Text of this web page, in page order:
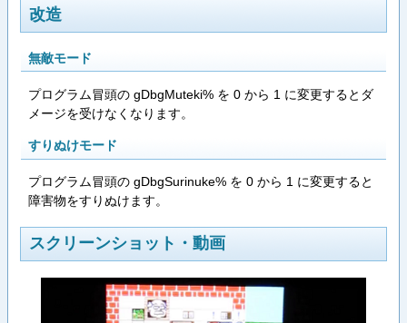
改造
無敵モード
プログラム冒頭の gDbgMuteki% を 0 から 1 に変更するとダ
メージを受けなくなります。
すりぬけモード
プログラム冒頭の gDbgSurinuke% を 0 から 1 に変更すると
障害物をすりぬけます。
スクリーンショット・動画